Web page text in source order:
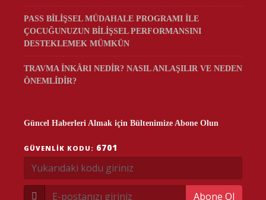
PASS BİLİŞSEL MÜDAHALE PROGRAMI İLE
ÇOCUĞUNUZUN BİLİŞSEL PERFORMANSINI
DESTEKLEMEK MÜMKÜN
TRAVMA İNKÂRI NEDİR? NASIL ANLAŞILIR VE NEDEN
ÖNEMLİDİR?
Güncel Haberleri Almak için Bültenimize Abone Olun
GÜVENLIK KODU: 6701
Abone Ol